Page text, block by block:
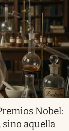
Nobel:
sino aquella